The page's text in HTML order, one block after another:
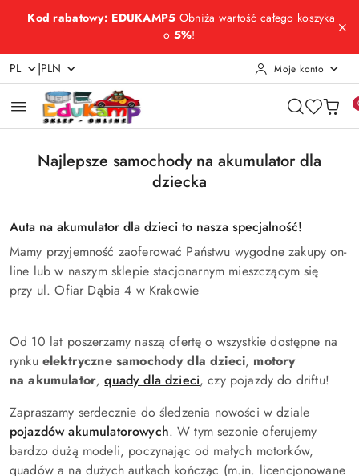
Przejdź do treści głównej
Przejdź do wyszukiwarki
Przejdź do moje konto
Przejdź do menu głównego
Przejdź do stopki
Kod rabatowy: EDUKAMP5 Obniża wartość całego koszyka
o 5%!
PL |PLN Moje konto
Najlepsze samochody na akumulator dla
dziecka
Auta na akumulator dla dzieci to nasza specjalność!
Mamy przyjemność zaoferować Państwu wygodne zakupy on-
line lub w naszym sklepie stacjonarnym mieszczącym się
przy ul. Ofiar Dąbia 4 w Krakowie
Od 10 lat poszerzamy naszą ofertę o wszystkie dostępne na
rynku elektryczne samochody dla dzieci, motory
na akumulator,quady dla dzieci, czy pojazdy do driftu!
Zapraszamy serdecznie do śledzenia nowości w dziale
pojazdów akumulatorowych. W tym sezonie oferujemy
bardzo dużą modeli, poczynając od małych motorków,
quadów a na dużych autkach kończąc (m.in. licencjonowane